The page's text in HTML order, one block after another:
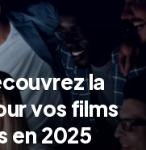
la
vos films
en 2025